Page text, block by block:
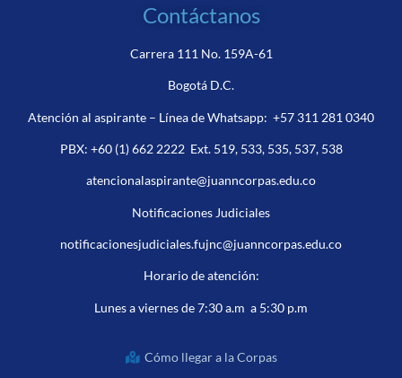
Contáctanos
Carrera 111 No. 159A-61
Bogotá D.C.
Atención al aspirante – Línea de Whatsapp: +57 311 281 0340
PBX: +60 (1) 662 2222Ext. 519, 533, 535, 537, 538
atencionalaspirante@juanncorpas.edu.co
Notificaciones Judiciales
notificacionesjudiciales.fujnc@juanncorpas.edu.co
Horario de atención:
Lunes a viernes de 7:30 a.m a 5:30 p.m
Cómo llegar a la Corpas